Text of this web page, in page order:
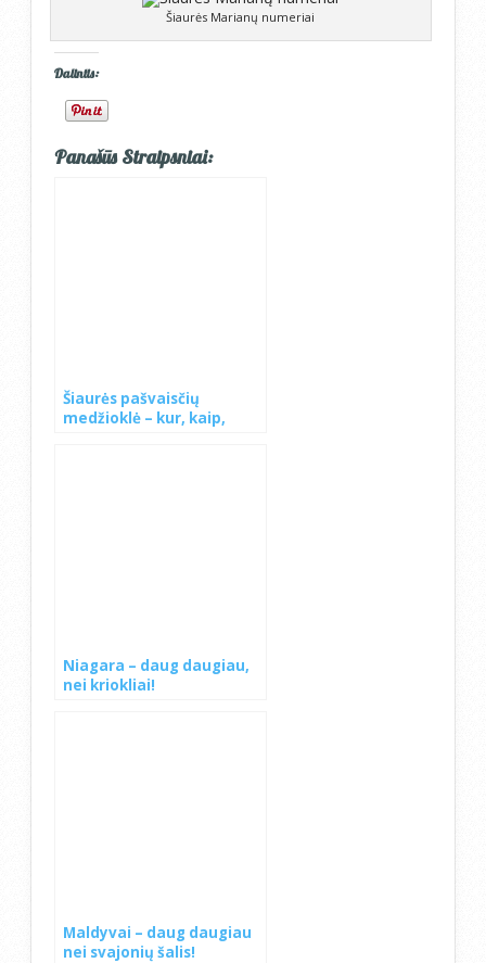
Šiaurės Marianų numeriai
Dalintis:
Panašūs Straipsniai:
Šiaurės pašvaisčių
medžioklė – kur, kaip,
Niagara – daug daugiau,
nei kriokliai!
Maldyvai – daug daugiau
nei svajonių šalis!